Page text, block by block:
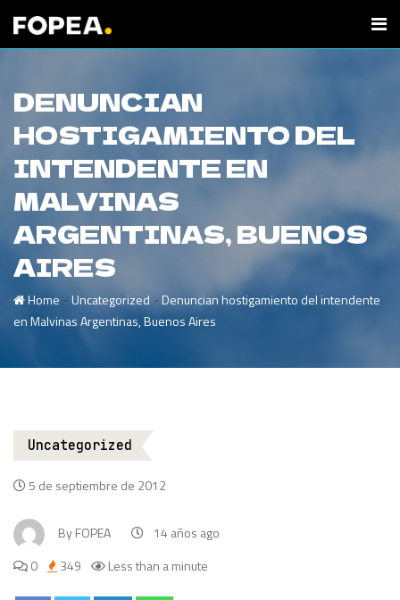
DENUNCIAN
HOSTIGAMIENTO DEL
INTENDENTE EN
MALVINAS
ARGENTINAS, BUENOS
AIRES
Home -Uncategorized-Denuncian hostigamiento del intendente
en Malvinas Argentinas, Buenos Aires
Uncategorized
5 de septiembre de 2012
ByFOPEA
14 años ago
0
349 Less than a minute